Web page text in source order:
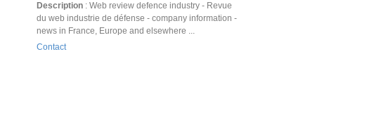
Description : Web review defence industry - Revue
du web industrie de défense - company information -
news in France, Europe and elsewhere ...
Contact